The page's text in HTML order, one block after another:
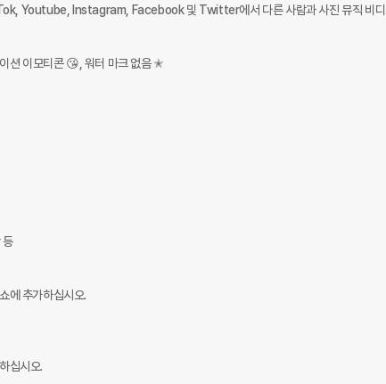
Youtube, Instagram, Facebook 및 Twitter에서 다른 사람과 사진 뮤직 비
션 이모티콘 😘, 워터 마크 없음 ✭
에 추가하십시오.
십시오.